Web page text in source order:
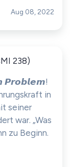
Aug 08, 2022
238)
𝙋𝙧𝙤𝙗𝙡𝙚𝙢!
in
seiner
war. „Was
zu Beginn.